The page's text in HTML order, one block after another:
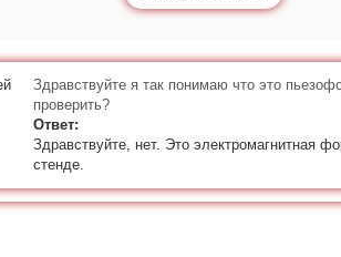
Здравствуйте я так понимаю что это
проверить?
Ответ:
Здравствуйте, нет. Это электромагнитная
стенде.